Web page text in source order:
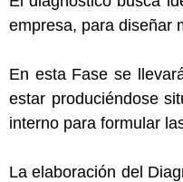
empresa, para diseñar
En esta Fase se
estar produciéndose
interno para formular
La elaboración del